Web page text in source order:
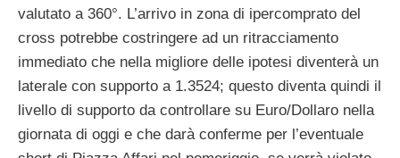
valutato a 360°. L’arrivo in zona di ipercomprato del
cross potrebbe costringere ad un ritracciamento
immediato che nella migliore delle ipotesi diventerà un
laterale con supporto a 1.3524; questo diventa quindi il
livello di supporto da controllare su Euro/Dollaro nella
giornata di oggi e che darà conferme per l’eventuale